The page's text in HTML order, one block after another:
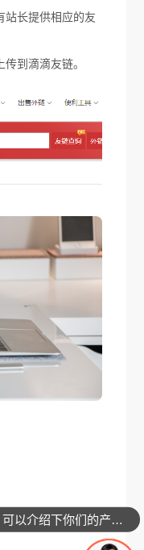
站长提供相应的友
到滴滴友链。